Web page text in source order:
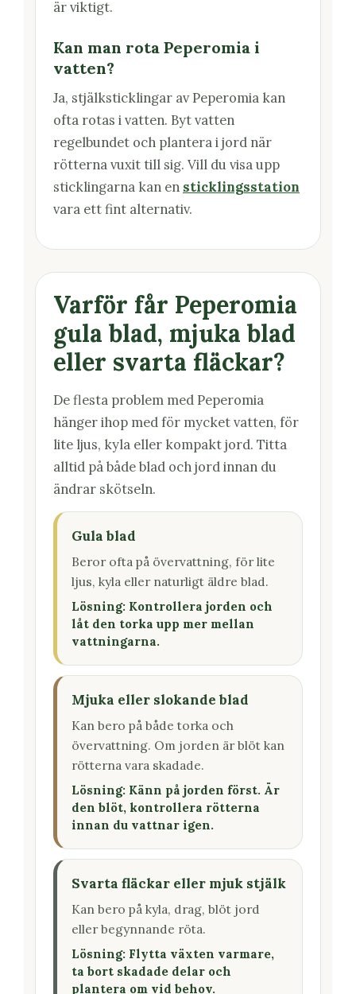
är viktigt.
Kan man rota Peperomia i
vatten?
Ja, stjälksticklingar av Peperomia kan
ofta rotas i vatten. Byt vatten
regelbundet och plantera i jord när
rötterna vuxit till sig. Vill du visa upp
sticklingarna kan en sticklingsstation
vara ett fint alternativ.
Varför får Peperomia
gula blad, mjuka blad
eller svarta fläckar?
De flesta problem med Peperomia
hänger ihop med för mycket vatten, för
lite ljus, kyla eller kompakt jord. Titta
alltid på både blad och jord innan du
ändrar skötseln.
Gula blad
Beror ofta på övervattning, för lite
ljus, kyla eller naturligt äldre blad.
Lösning: Kontrollera jorden och
låt den torka upp mer mellan
vattningarna.
Mjuka eller slokande blad
Kan bero på både torka och
övervattning. Om jorden är blöt kan
rötterna vara skadade.
Lösning: Känn på jorden först. Är
den blöt, kontrollera rötterna
innan du vattnar igen.
Svarta fläckar eller mjuk stjälk
Kan bero på kyla, drag, blöt jord
eller begynnande röta.
Lösning: Flytta växten varmare,
ta bort skadade delar och
plantera om vid behov.